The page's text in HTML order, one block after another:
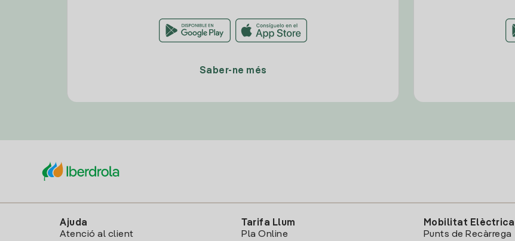
Saber-ne més
Ajuda
Atenció al client
Tarifa Llum
Pla Online
Mobilitat Elèctrica
Punts de Recàrrega